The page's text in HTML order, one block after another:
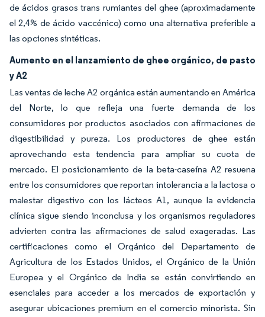
de ácidos grasos trans rumiantes del ghee (aproximadamente
el 2,4% de ácido vaccénico) como una alternativa preferible a
las opciones sintéticas.
Aumento en el lanzamiento de ghee orgánico, de pasto
y A2
Las ventas de leche A2 orgánica están aumentando en América
del Norte, lo que refleja una fuerte demanda de los
consumidores por productos asociados con afirmaciones de
digestibilidad y pureza. Los productores de ghee están
aprovechando esta tendencia para ampliar su cuota de
mercado. El posicionamiento de la beta-caseína A2 resuena
entre los consumidores que reportan intolerancia a la lactosa o
malestar digestivo con los lácteos A1, aunque la evidencia
clínica sigue siendo inconclusa y los organismos reguladores
advierten contra las afirmaciones de salud exageradas. Las
certificaciones como el Orgánico del Departamento de
Agricultura de los Estados Unidos, el Orgánico de la Unión
Europea y el Orgánico de India se están convirtiendo en
esenciales para acceder a los mercados de exportación y
asegurar ubicaciones premium en el comercio minorista. Sin